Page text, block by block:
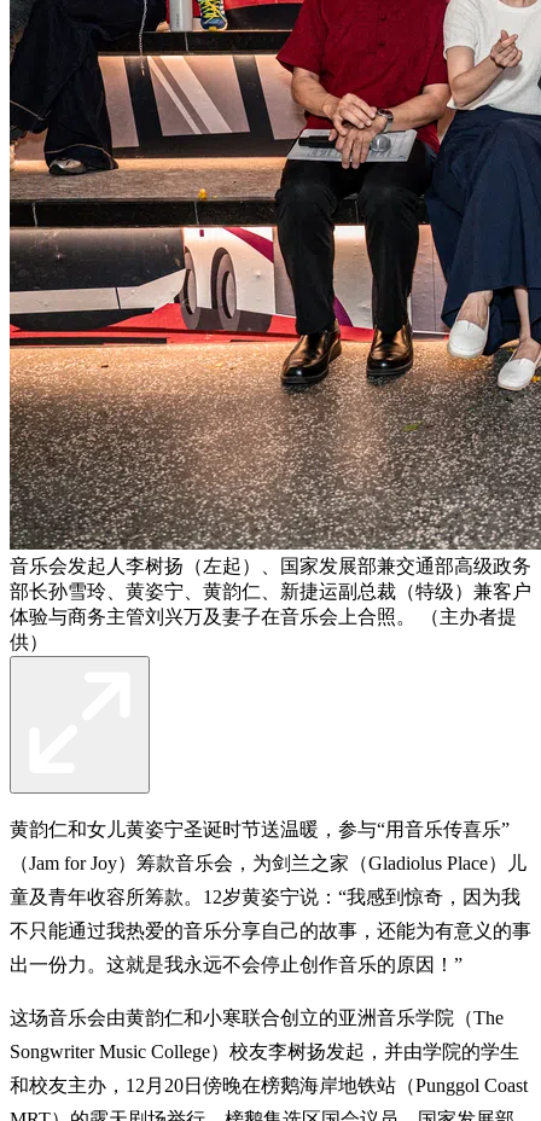
音乐会发起人李树扬（左起）、国家发展部兼交通部高级政务
部长孙雪玲、黄姿宁、黄韵仁、新捷运副总裁（特级）兼客户
体验与商务主管刘兴万及妻子在音乐会上合照。 （主办者提
供）
黄韵仁和女儿黄姿宁圣诞时节送温暖，参与“用音乐传喜乐”
（Jam for Joy）筹款音乐会，为剑兰之家（Gladiolus Place）儿
童及青年收容所筹款。12岁黄姿宁说：“我感到惊奇，因为我
不只能通过我热爱的音乐分享自己的故事，还能为有意义的事
出一份力。这就是我永远不会停止创作音乐的原因！”
这场音乐会由黄韵仁和小寒联合创立的亚洲音乐学院（The
Songwriter Music College）校友李树扬发起，并由学院的学生
和校友主办，12月20日傍晚在榜鹅海岸地铁站（Punggol Coast